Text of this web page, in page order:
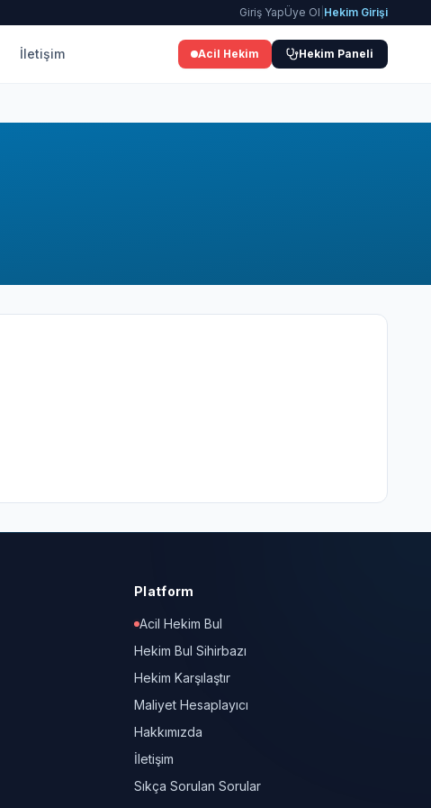
Giriş YapÜye Ol Hekim Girişi
İletişim Acil Hekim Hekim Paneli
Platform
Acil Hekim Bul
Hekim Bul Sihirbazı
Hekim Karşılaştır
Maliyet Hesaplayıcı
Hakkımızda
İletişim
Sıkça Sorulan Sorular